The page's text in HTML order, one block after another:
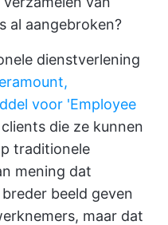
al aangebroken?
dienstverlening
voor 'Employee
die ze kunnen
traditionele
mening dat
beeld geven
maar dat